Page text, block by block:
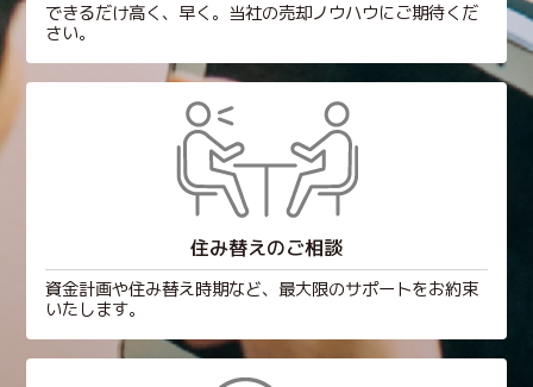
できるだけ高く、早く。当社の売却ノウハウにご期待くだ
さい。
住み替えのご相談
資金計画や住み替え時期など、最大限のサポートをお約束
いたします。